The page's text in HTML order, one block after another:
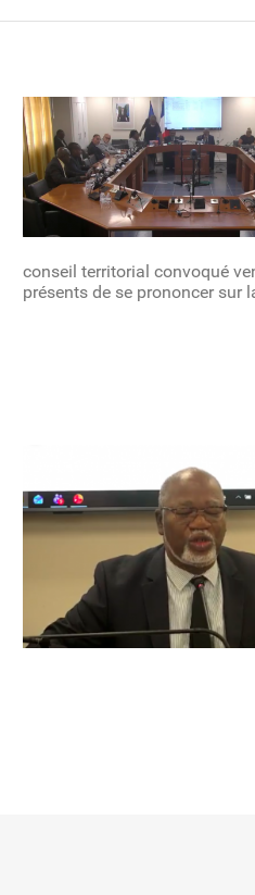
conseil territorial convoqué
présents de se prononcer sur